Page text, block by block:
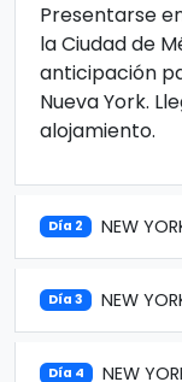
Presentarse
la Ciudad de
anticipación
Nueva York.
alojamiento.
Día 2 NEW
Día 3 NEW
Día 4 NEW